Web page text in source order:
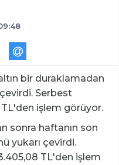
bir duraklamadan
Serbest
işlem görüyor.
sonra haftanın son
yukarı çevirdi.
TL'den işlem